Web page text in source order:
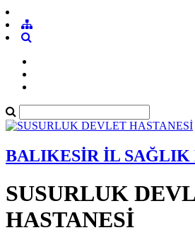
BALIKESİR İL SAĞLIK
SUSURLUK
HASTANESİ